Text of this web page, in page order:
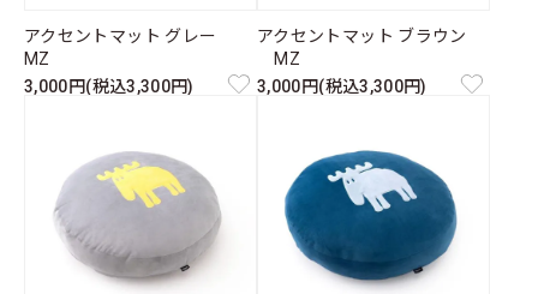
アクセントマット グレー
MZ
3,000円(税込3,300円)
アクセントマット ブラウン
MZ
3,000円(税込3,300円)